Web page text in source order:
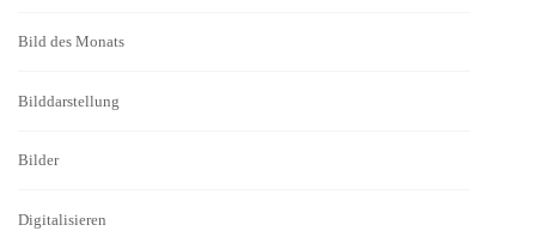
Bild des Monats
Bilddarstellung
Bilder
Digitalisieren